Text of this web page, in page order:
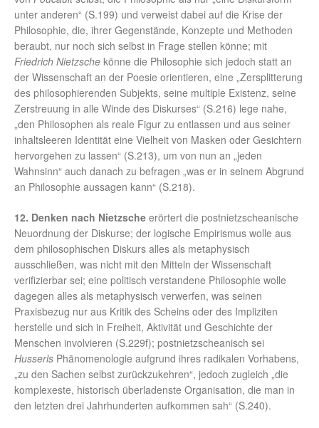
unter anderen“ (S.199) und verweist dabei auf die Krise der
Philosophie, die, ihrer Gegenstände, Konzepte und Methoden
beraubt, nur noch sich selbst in Frage stellen könne; mit
Friedrich Nietzsche könne die Philosophie sich jedoch statt an
der Wissenschaft an der Poesie orientieren, eine „Zersplitterung
des philosophierenden Subjekts, seine multiple Existenz, seine
Zerstreuung in alle Winde des Diskurses“ (S.216) lege nahe,
„den Philosophen als reale Figur zu entlassen und aus seiner
inhaltsleeren Identität eine Vielheit von Masken oder Gesichtern
hervorgehen zu lassen“ (S.213), um von nun an „jeden
Wahnsinn“ auch danach zu befragen „was er in seinem Abgrund
an Philosophie aussagen kann“ (S.218).
12. Denken nach Nietzsche erörtert die postnietzscheanische
Neuordnung der Diskurse; der logische Empirismus wolle aus
dem philosophischen Diskurs alles als metaphysisch
ausschließen, was nicht mit den Mitteln der Wissenschaft
verifizierbar sei; eine politisch verstandene Philosophie wolle
dagegen alles als metaphysisch verwerfen, was seinen
Praxisbezug nur aus Kritik des Scheins oder des Impliziten
herstelle und sich in Freiheit, Aktivität und Geschichte der
Menschen involvieren (S.229f); postnietzscheanisch sei
Husserls Phänomenologie aufgrund ihres radikalen Vorhabens,
„zu den Sachen selbst zurückzukehren“, jedoch zugleich „die
komplexeste, historisch überladenste Organisation, die man in
den letzten drei Jahrhunderten aufkommen sah“ (S.240).